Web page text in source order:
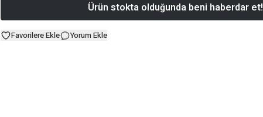
Ürün stokta olduğunda beni haberdar et!
Favorilere Ekle Yorum Ekle